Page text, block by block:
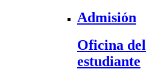
Admisión
Oficina del
estudiante